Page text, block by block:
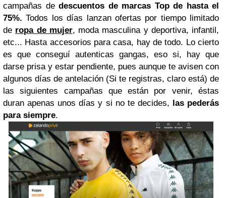
campañas de descuentos de marcas Top de hasta el
75%.Todos los días lanzan ofertas por tiempo limitado
de ropa de mujer, moda masculina y deportiva, infantil,
etc... Hasta accesorios para casa, hay de todo. Lo cierto
es que conseguí autenticas gangas, eso si, hay que
darse prisa y estar pendiente, pues aunque te avisen con
algunos días de antelación (Si te registras, claro está) de
las siguientes campañas que están por venir, éstas
duran apenas unos días y si no te decides, las pederás
para siempre.